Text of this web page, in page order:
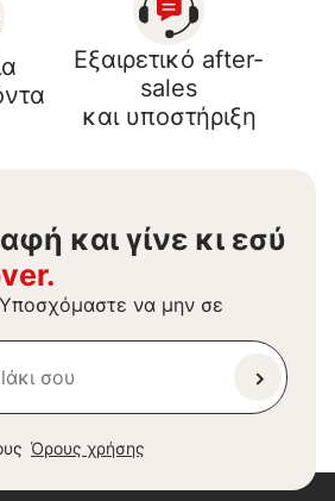
Εξαιρετικό after-
sales
και υποστήριξη
και γίνε κι εσύ
να μην σε
Όρους χρήσης